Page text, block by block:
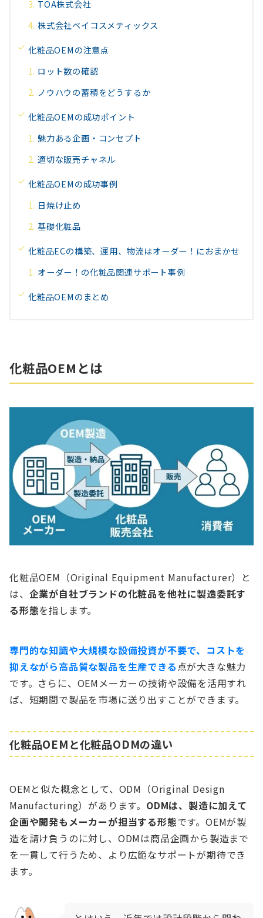
TOA株式会社
株式会社ベイコスメティックス
化粧品OEMの注意点
ロット数の確認
ノウハウの蓄積をどうするか
化粧品OEMの成功ポイント
魅力ある企画・コンセプト
適切な販売チャネル
化粧品OEMの成功事例
日焼け止め
基礎化粧品
化粧品ECの構築、運用、物流はオーダー！におまかせ
オーダー！の化粧品関連サポート事例
化粧品OEMのまとめ
化粧品OEMとは
化粧品OEM（Original Equipment Manufacturer）と
は、 企業が自社ブランドの化粧品を他社に製造委託す
る形態を指します。
専門的な知識や大規模な設備投資が不要で、コストを
抑えながら高品質な製品を生産できる 点が大きな魅力
です。さらに、OEMメーカーの技術や設備を活用すれ
ば、短期間で製品を市場に送り出すことができます。
化粧品OEMと化粧品ODMの違い
OEMと似た概念として、ODM（Original Design
Manufacturing）があります。 ODMは、製造に加えて
企画や開発もメーカーが担当する形態です。OEMが製
造を請け負うのに対し、ODMは商品企画から製造まで
を一貫して行うため、より広範なサポートが期待でき
ます。